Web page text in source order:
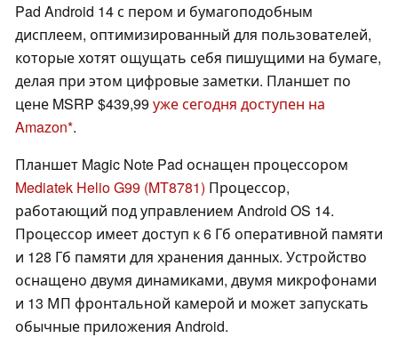
Pad Android 14 с пером и бумагоподобным
дисплеем, оптимизированный для пользователей,
которые хотят ощущать себя пишущими на бумаге,
делая при этом цифровые заметки. Планшет по
цене MSRP $439,99 уже сегодня доступен на
Amazon .
Планшет Magic Note Pad оснащен процессором
Mediatek Helio G99 (MT8781) Процессор,
работающий под управлением Android OS 14.
Процессор имеет доступ к 6 Гб оперативной памяти
и 128 Гб памяти для хранения данных. Устройство
оснащено двумя динамиками, двумя микрофонами
и 13 МП фронтальной камерой и может запускать
обычные приложения Android.